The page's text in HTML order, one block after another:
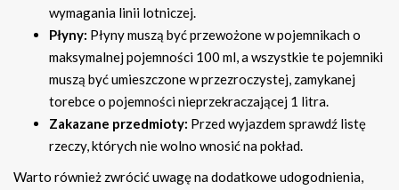
wymagania linii lotniczej.
Płyny: Płyny muszą być przewożone w pojemnikach o
maksymalnej pojemności 100 ml, a wszystkie te pojemniki
muszą być umieszczone w przezroczystej, zamykanej
torebce o pojemności nieprzekraczającej 1 litra.
Zakazane przedmioty: Przed wyjazdem sprawdź listę
rzeczy, których nie wolno wnosić na pokład.
Warto również zwrócić uwagę na dodatkowe udogodnienia,